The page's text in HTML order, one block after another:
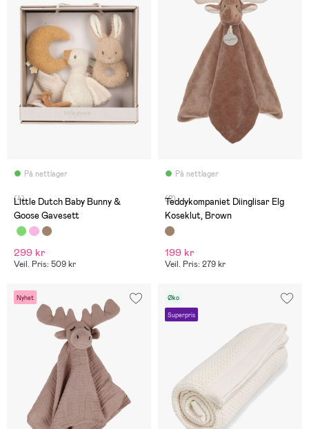
På nettlager
(4)
Little Dutch Baby Bunny &
Goose Gavesett
299 kr
Veil. Pris: 509 kr
På nettlager
(2)
Teddykompaniet Diinglisar Elg
Koseklut, Brown
199 kr
Veil. Pris: 279 kr
Nyhet Øko
Superpris